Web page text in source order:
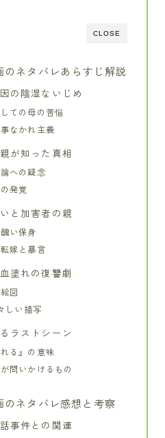
CLOSE
のネタバレあらすじ解説
の陰湿ないじめ
ての母の苦悩
なかれ主義
が知った真相
への疑念
発覚
と加害者の親
い保身
嫁と暴言
塗れの復讐劇
図
しい描写
ラストシーン
る』の意味
問いかけるもの
のネタバレ感想と考察
事件との関連